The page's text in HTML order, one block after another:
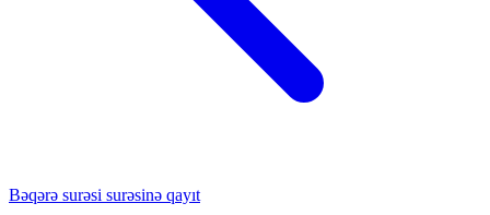
Bəqərə surəsi surəsinə qayıt